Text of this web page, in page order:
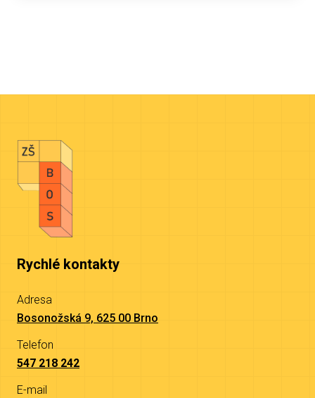
Rychlé kontakty
Adresa
Bosonožská 9, 625 00 Brno
Telefon
547 218 242
E-mail